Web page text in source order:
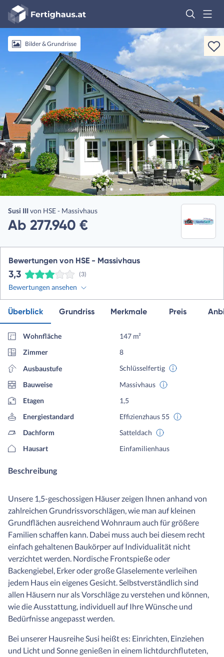
Fertighaus
Logo
AnmeldenBilder & Grundrisse
Susi IIIvon HSE - Massivhaus
Ab 277.940 €
Bewertungen von HSE - Massivhaus
3,3 (3)
Bewertungen ansehen
Überblick Grundriss Merkmale Preis
Wohnfläche
147 m²
Zimmer
8
Ausbaustufe
Schlüsselfertig
Bauweise
Massivhaus
Etagen
1,5
Energiestandard
Effizienzhaus 55
Dachform
Satteldach
Hausart
Einfamilienhaus
Beschreibung
Unsere 1,5-geschossigen Häuser zeigen Ihnen anhand von
zahlreichen Grundrissvorschlägen, wie man auf kleinen
Grundflächen ausreichend Wohnraum auch für größere
Familien schaffen kann. Dabei muss auch bei diesem recht
einfach gehaltenen Baukörper auf Individualität nicht
verzichtet werden. Nordische Frontspieße oder
Backengiebel, Erker oder große Glaselemente verleihen
jedem Haus ein eigenes Gesicht. Selbstverständlich sind
allen Häusern nur als Vorschläge zu verstehen und können,
wie die Ausstattung, individuell auf Ihre Wünsche und
Bedürfnisse angepasst werden.
Bei unserer Hausreihe Susi heißt es: Einrichten, Einziehen
und Licht und Sonne genießen in einem lichtdurchfluteten,